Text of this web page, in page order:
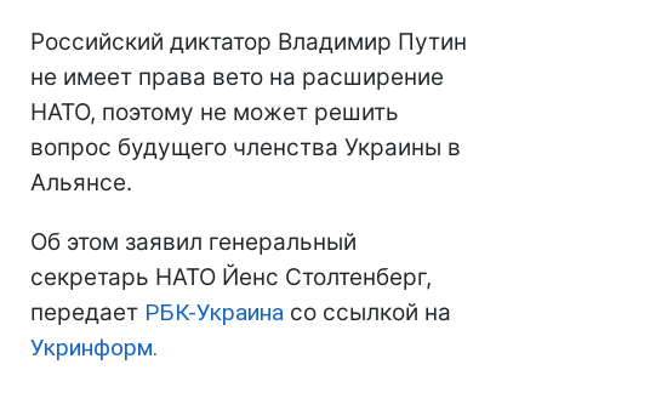
Российский диктатор Владимир Путин
не имеет права вето на расширение
НАТО, поэтому не может решить
вопрос будущего членства Украины в
Альянсе.
Об этом заявил генеральный
секретарь НАТО Йенс Столтенберг,
передает РБК-Украина со ссылкой на
Укринформ.